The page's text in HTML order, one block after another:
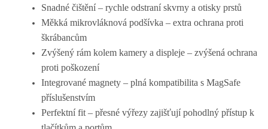
Snadné čištění – rychle odstraní skvrny a otisky prstů
Měkká mikrovláknová podšívka – extra ochrana proti
škrábancům
Zvýšený rám kolem kamery a displeje – zvýšená ochrana
proti poškození
Integrované magnety – plná kompatibilita s MagSafe
příslušenstvím
Perfektní fit – přesné výřezy zajišťují pohodlný přístup k